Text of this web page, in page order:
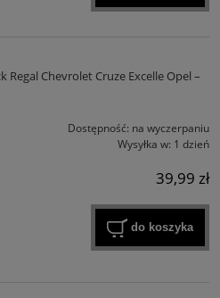
Regal Chevrolet Cruze Excelle Opel –
Dostępność: na wyczerpaniu
Wysyłka w: 1 dzień
39,99 zł
do koszyka